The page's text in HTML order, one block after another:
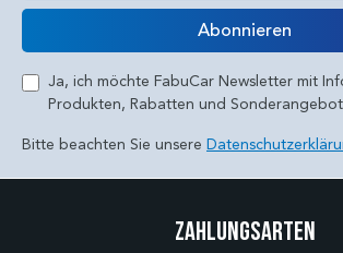
E-Mail
Abonnieren
Ja, ich möchte FabuCar Newsletter mit
Produkten, Rabatten und
Bitte beachten Sie unsere
Zahlungsarten